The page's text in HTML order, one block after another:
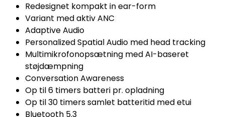
Redesignet kompakt in ear-form
Variant med aktiv ANC
Adaptive Audio
Personalized Spatial Audio med head tracking
Multimikrofonopsætning med AI-baseret
støjdæmpning
Conversation Awareness
Op til 6 timers batteri pr. opladning
Op til 30 timers samlet batteritid med etui
Bluetooth 5.3